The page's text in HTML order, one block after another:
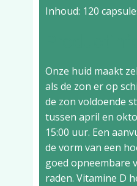
Inhoud: 120
Onze huid maakt
als de zon er op
de zon voldoende
tussen april en
15:00 uur. Een
de vorm van een
goed opneembare
raden. Vitamine D